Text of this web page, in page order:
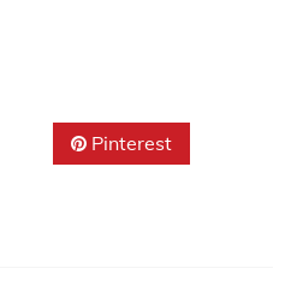
Pinterest